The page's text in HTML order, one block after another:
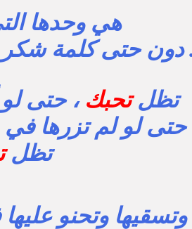
هي وحدها
دون حتى كلمة
تظلتحبك ، حتى
حتى لو لم تزرها
تظل
وتحنو